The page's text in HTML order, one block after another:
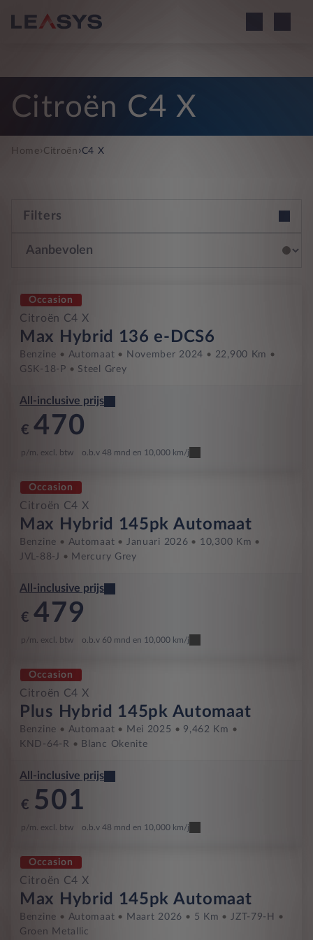
Citroën C4 X
Home› Citroën ›C4 X
Filters
Occasion
Citroën C4 X
Max Hybrid 136 e-DCS6
Benzine Automaat November 2024
22,900 Km
GSK-18-P
Steel Grey
All-inclusive prijs
€ 470
p/m. excl. btw o.b.v 48 mnd en 10,000 km/j
Occasion
Citroën C4 X
Max Hybrid 145pk Automaat
Benzine Automaat Januari 2026
10,300 Km
JVL-88-J
Mercury Grey
All-inclusive prijs
€ 479
p/m. excl. btw o.b.v 60 mnd en 10,000 km/j
Occasion
Citroën C4 X
Plus Hybrid 145pk Automaat
Benzine Automaat Mei 2025
9,462 Km
KND-64-R
Blanc Okenite
All-inclusive prijs
€ 501
p/m. excl. btw o.b.v 48 mnd en 10,000 km/j
Occasion
Citroën C4 X
Max Hybrid 145pk Automaat
Benzine Automaat Maart 2026 5 Km
JZT-79-H
Groen Metallic